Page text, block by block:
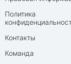
Политика
Контакты
Команда